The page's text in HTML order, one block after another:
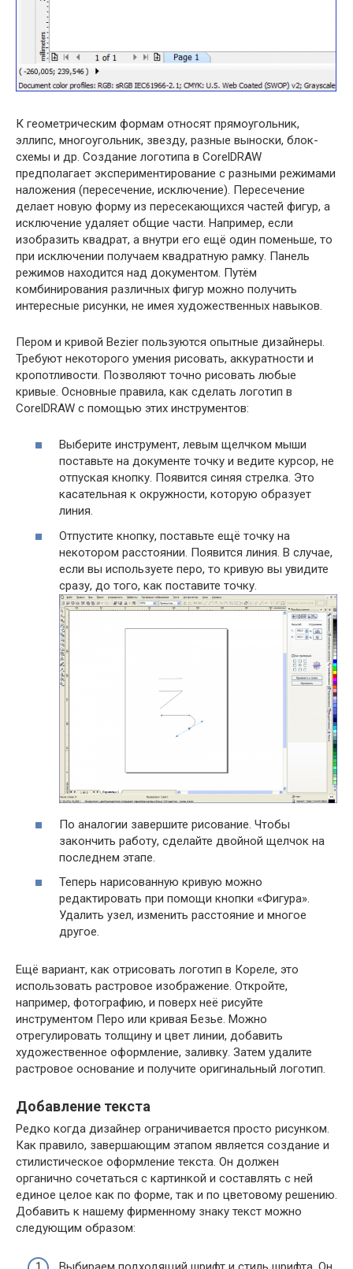
К геометрическим формам относят прямоугольник,
эллипс, многоугольник, звезду, разные выноски, блок-
схемы и др. Создание логотипа в CorelDRAW
предполагает экспериментирование с разными режимами
наложения (пересечение, исключение). Пересечение
делает новую форму из пересекающихся частей фигур, а
исключение удаляет общие части. Например, если
изобразить квадрат, а внутри его ещё один поменьше, то
при исключении получаем квадратную рамку. Панель
режимов находится над документом. Путём
комбинирования различных фигур можно получить
интересные рисунки, не имея художественных навыков.
Пером и кривой Bezier пользуются опытные дизайнеры.
Требуют некоторого умения рисовать, аккуратности и
кропотливости. Позволяют точно рисовать любые
кривые. Основные правила, как сделать логотип в
CorelDRAW с помощью этих инструментов:
Выберите инструмент, левым щелчком мыши
поставьте на документе точку и ведите курсор, не
отпуская кнопку. Появится синяя стрелка. Это
касательная к окружности, которую образует
линия.
Отпустите кнопку, поставьте ещё точку на
некотором расстоянии. Появится линия. В случае,
если вы используете перо, то кривую вы увидите
сразу, до того, как поставите точку.
По аналогии завершите рисование. Чтобы
закончить работу, сделайте двойной щелчок на
последнем этапе.
Теперь нарисованную кривую можно
редактировать при помощи кнопки «Фигура».
Удалить узел, изменить расстояние и многое
другое.
Ещё вариант, как отрисовать логотип в Кореле, это
использовать растровое изображение. Откройте,
например, фотографию, и поверх неё рисуйте
инструментом Перо или кривая Безье. Можно
отрегулировать толщину и цвет линии, добавить
художественное оформление, заливку. Затем удалите
растровое основание и получите оригинальный логотип.
Добавление текста
Редко когда дизайнер ограничивается просто рисунком.
Как правило, завершающим этапом является создание и
стилистическое оформление текста. Он должен
органично сочетаться с картинкой и составлять с ней
единое целое как по форме, так и по цветовому решению.
Добавить к нашему фирменному знаку текст можно
следующим образом: